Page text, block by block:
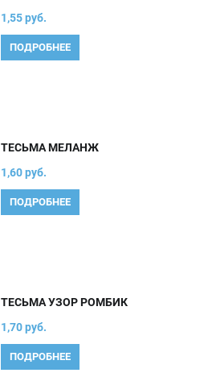
1,55 руб.
ПОДРОБНЕЕ
ТЕСЬМА МЕЛАНЖ
1,60 руб.
ПОДРОБНЕЕ
ТЕСЬМА УЗОР РОМБИК
1,70 руб.
ПОДРОБНЕЕ